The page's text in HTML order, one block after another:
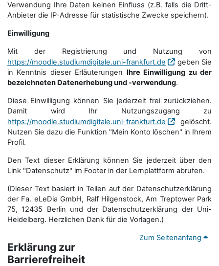
Verwendung Ihre Daten keinen Einfluss (z.B. falls die Dritt-
Anbieter die IP-Adresse für statistische Zwecke speichern).
Einwilligung
Mit der Registrierung und Nutzung von
https://moodle.studiumdigitale.uni-frankfurt.de
geben Sie
in Kenntnis dieser Erläuterungen Ihre Einwilligung zu der
bezeichneten Datenerhebung und -verwendung.
Diese Einwilligung können Sie jederzeit frei zurückziehen.
Damit wird Ihr Nutzungszugang zu
https://moodle.studiumdigitale.uni-frankfurt.de
gelöscht.
Nutzen Sie dazu die Funktion "Mein Konto löschen" in Ihrem
Profil.
Den Text dieser Erklärung können Sie jederzeit über den
Link "Datenschutz" im Footer in der Lernplattform abrufen.
(Dieser Text basiert in Teilen auf der Datenschutzerklärung
der Fa. eLeDia GmbH, Ralf Hilgenstock, Am Treptower Park
75, 12435 Berlin und der Datenschutzerklärung der Uni-
Heidelberg. Herzlichen Dank für die Vorlagen.)
Zum Seitenanfang
Erklärung zur
Barrierefreiheit